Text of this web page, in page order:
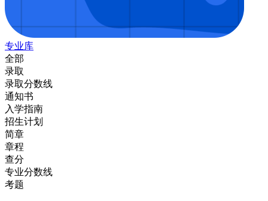
专业库
全部
录取
录取分数线
通知书
入学指南
招生计划
简章
章程
查分
专业分数线
考题